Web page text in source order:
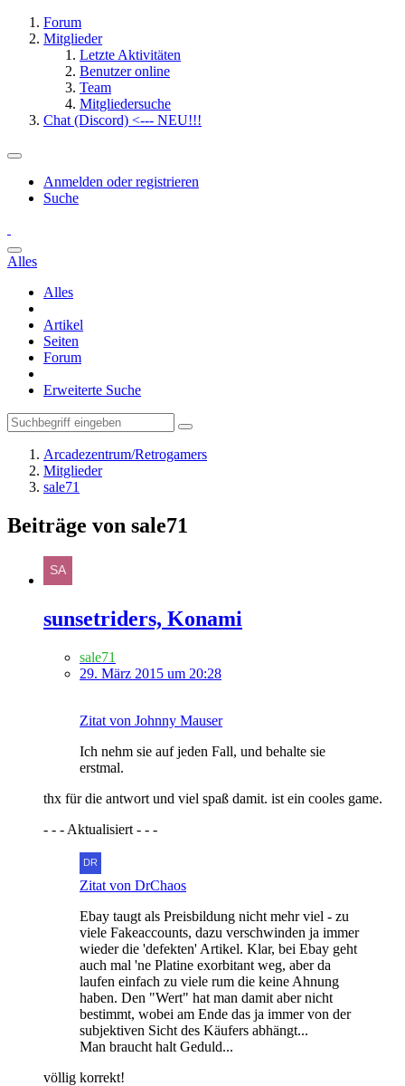
Forum
Mitglieder
Letzte Aktivitäten
Benutzer online
Team
Mitgliedersuche
Chat (Discord) <--- NEU!!!
Anmelden oder registrieren
Suche
Alles
Alles
Artikel
Seiten
Forum
Erweiterte Suche
Arcadezentrum/Retrogamers
Mitglieder
sale71
Beiträge von sale71
sunsetriders, Konami
sale71
29. März 2015 um 20:28
Zitat von Johnny Mauser
Ich nehm sie auf jeden Fall, und behalte sie
erstmal.
thx für die antwort und viel spaß damit. ist ein cooles game.
- - - Aktualisiert - - -
Zitat von DrChaos
Ebay taugt als Preisbildung nicht mehr viel - zu
viele Fakeaccounts, dazu verschwinden ja immer
wieder die 'defekten' Artikel. Klar, bei Ebay geht
auch mal 'ne Platine exorbitant weg, aber da
laufen einfach zu viele rum die keine Ahnung
haben. Den "Wert" hat man damit aber nicht
bestimmt, wobei am Ende das ja immer von der
subjektiven Sicht des Käufers abhängt...
Man braucht halt Geduld...
völlig korrekt!